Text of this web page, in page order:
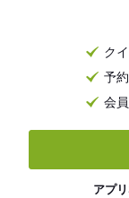
ク
予
会
アプ